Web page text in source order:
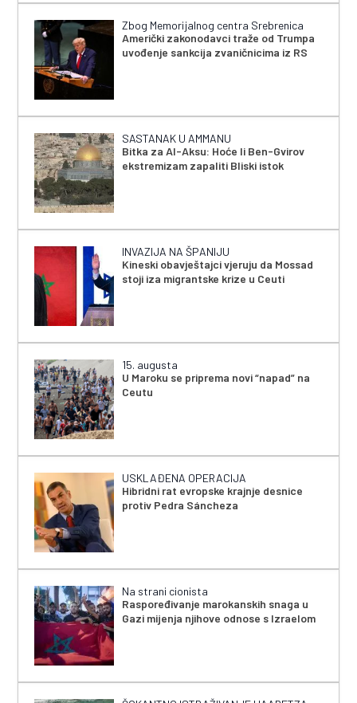
Zbog Memorijalnog centra Srebrenica
Američki zakonodavci traže od Trumpa
uvođenje sankcija zvaničnicima iz RS
SASTANAK U AMMANU
Bitka za Al-Aksu: Hoće li Ben-Gvirov
ekstremizam zapaliti Bliski istok
INVAZIJA NA ŠPANIJU
Kineski obavještajci vjeruju da Mossad
stoji iza migrantske krize u Ceuti
15. augusta
U Maroku se priprema novi “napad” na
Ceutu
USKLAĐENA OPERACIJA
Hibridni rat evropske krajnje desnice
protiv Pedra Sáncheza
Na strani cionista
Raspoređivanje marokanskih snaga u
Gazi mijenja njihove odnose s Izraelom